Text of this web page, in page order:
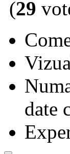
(29
date